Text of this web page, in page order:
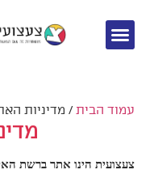
עמוד הבית/ מדיניות
צעצועית הינו אתר ברשת